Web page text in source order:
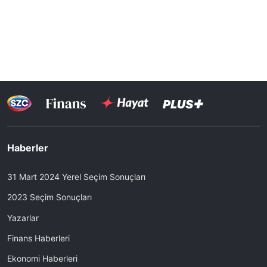
Haberler
31 Mart 2024 Yerel Seçim Sonuçları
2023 Seçim Sonuçları
Yazarlar
Finans Haberleri
Ekonomi Haberleri